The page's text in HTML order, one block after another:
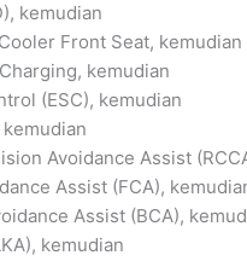
kemudian
Front Seat, kemudian
kemudian
(ESC), kemudian
Avoidance Assist
Assist (FCA),
Assist (BCA),
kemudian